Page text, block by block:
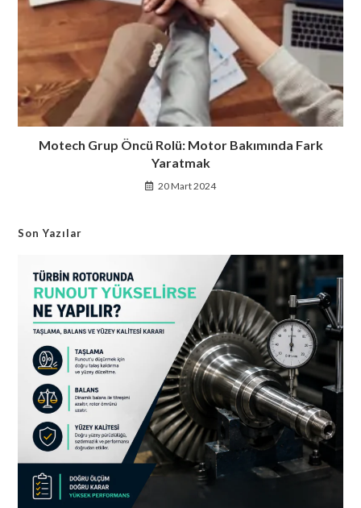
Motech Grup Öncü Rolü: Motor Bakımında Fark
Yaratmak
20 Mart 2024
Son Yazılar